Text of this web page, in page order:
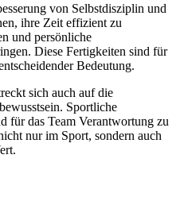
von Selbstdisziplin und
ihre Zeit effizient zu
und persönliche
Diese Fertigkeiten sind für
Bedeutung.
sich auch auf die
Sportliche
für das Team Verantwortung zu
nur im Sport, sondern auch